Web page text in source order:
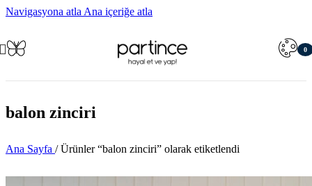
Navigasyona atla Ana içeriğe atla
0
balon zinciri
Ana Sayfa / Ürünler “balon zinciri” olarak etiketlendi